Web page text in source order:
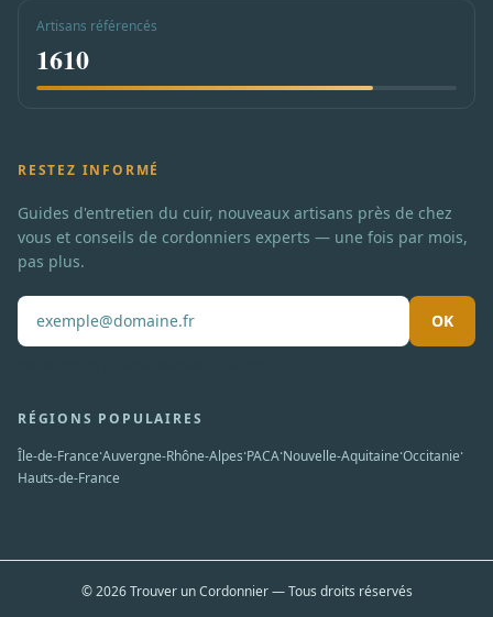
Artisans référencés
1610
RESTEZ INFORMÉ
Guides d'entretien du cuir, nouveaux artisans près de chez
vous et conseils de cordonniers experts — une fois par mois,
pas plus.
OK
RÉGIONS POPULAIRES
Île-de-France·Auvergne-Rhône-Alpes·PACA·Nouvelle-Aquitaine·Occitanie·
Hauts-de-France
© 2026 Trouver un Cordonnier — Tous droits réservés